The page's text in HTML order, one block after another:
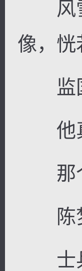
风雪
像，恍
监国
他真
那个
陈梦
士兵